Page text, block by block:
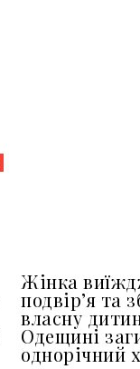
Жінка
подвір’я та
власну
Одещині
однорічний